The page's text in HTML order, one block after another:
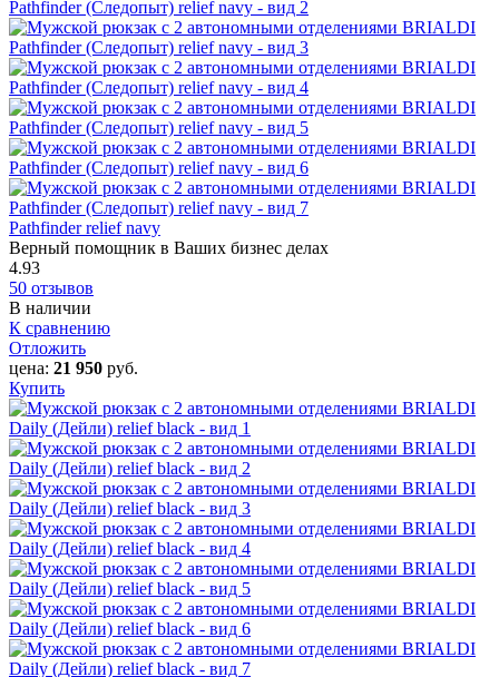
Pathfinder relief navy
Верный помощник в Ваших бизнес делах
4.93
50 отзывов
В наличии
К сравнению
Отложить
цена: 21 950 руб.
Купить